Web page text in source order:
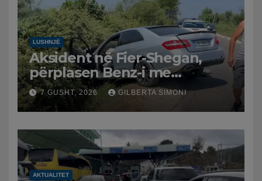
LUSHNJË
Aksident në Fier-Shegan,
përplasen Benz-i me
furgonin, plagoset një i
moshuar
7 GUSHT, 2026 GILBERTA SIMONI
AKTUALITET